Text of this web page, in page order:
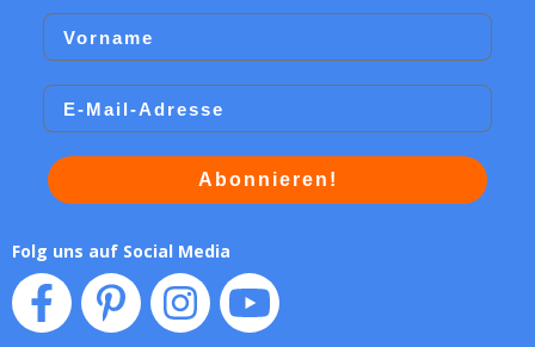
Vorname
Email
Abonnieren!
Folg uns auf Social Media